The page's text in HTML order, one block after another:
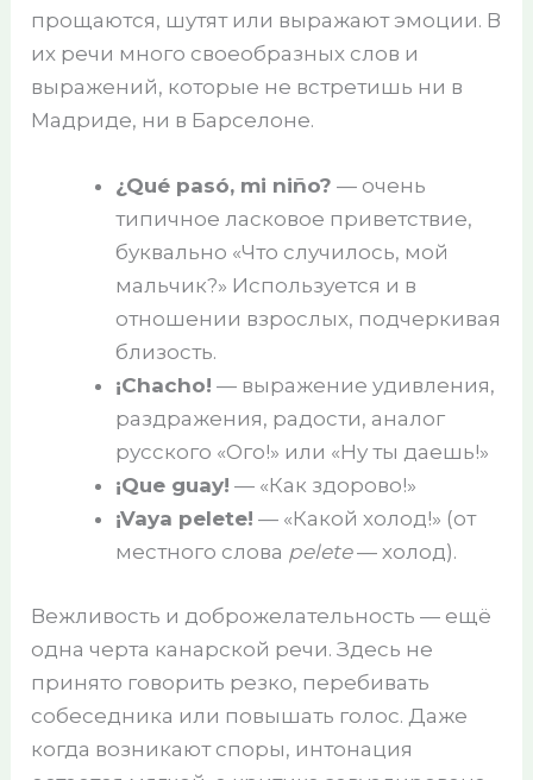
прощаются, шутят или выражают эмоции. В
их речи много своеобразных слов и
выражений, которые не встретишь ни в
Мадриде, ни в Барселоне.
¿Qué pasó, mi niño? — очень
типичное ласковое приветствие,
буквально «Что случилось, мой
мальчик?» Используется и в
отношении взрослых, подчеркивая
близость.
¡Chacho! — выражение удивления,
раздражения, радости, аналог
русского «Ого!» или «Ну ты даешь!»
¡Que guay! — «Как здорово!»
¡Vaya pelete! — «Какой холод!» (от
местного слова pelete— холод).
Вежливость и доброжелательность — ещё
одна черта канарской речи. Здесь не
принято говорить резко, перебивать
собеседника или повышать голос. Даже
когда возникают споры, интонация